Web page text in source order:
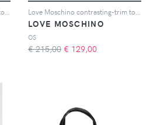
LOVE MOSCHINO
OS
€ 215,00 € 129,00